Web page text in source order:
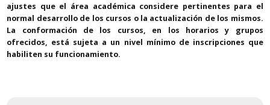
ajustes que el área académica considere pertinentes para el
normal desarrollo de los cursos o la actualización de los mismos.
La conformación de los cursos, en los horarios y grupos
ofrecidos, está sujeta a un nivel mínimo de inscripciones que
habiliten su funcionamiento.